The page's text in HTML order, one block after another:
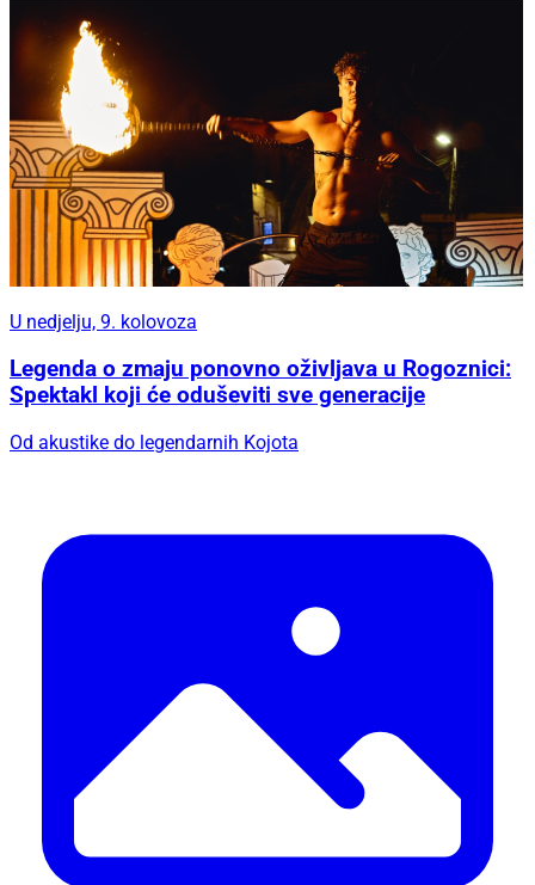
U nedjelju, 9. kolovoza
Legenda o zmaju ponovno oživljava u Rogoznici:
Spektakl koji će oduševiti sve generacije
Od akustike do legendarnih Kojota